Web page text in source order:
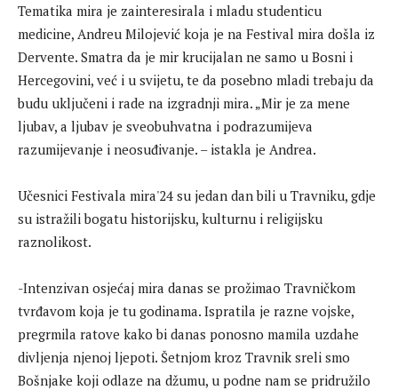
Tematika mira je zainteresirala i mladu studenticu
medicine, Andreu Milojević koja je na Festival mira došla iz
Dervente. Smatra da je mir krucijalan ne samo u Bosni i
Hercegovini, već i u svijetu, te da posebno mladi trebaju da
budu uključeni i rade na izgradnji mira. „Mir je za mene
ljubav, a ljubav je sveobuhvatna i podrazumijeva
razumijevanje i neosuđivanje. – istakla je Andrea.
Učesnici Festivala mira'24 su jedan dan bili u Travniku, gdje
su istražili bogatu historijsku, kulturnu i religijsku
raznolikost.
-Intenzivan osjećaj mira danas se prožimao Travničkom
tvrđavom koja je tu godinama. Ispratila je razne vojske,
pregrmila ratove kako bi danas ponosno mamila uzdahe
divljenja njenoj ljepoti. Šetnjom kroz Travnik sreli smo
Bošnjake koji odlaze na džumu, u podne nam se pridružilo